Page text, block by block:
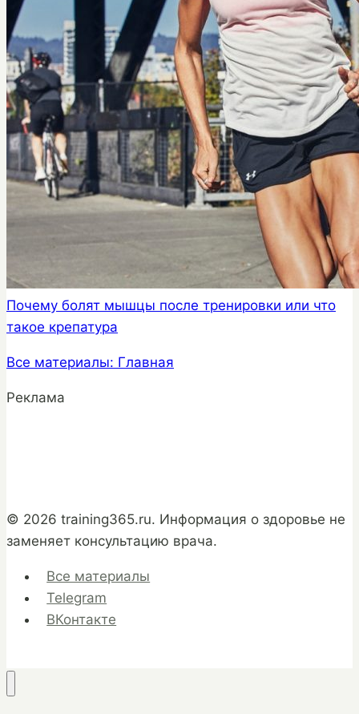
Почему болят мышцы после тренировки или что
такое крепатура
Все материалы: Главная
Реклама
© 2026 training365.ru. Информация о здоровье не
заменяет консультацию врача.
Все материалы
Telegram
ВКонтакте